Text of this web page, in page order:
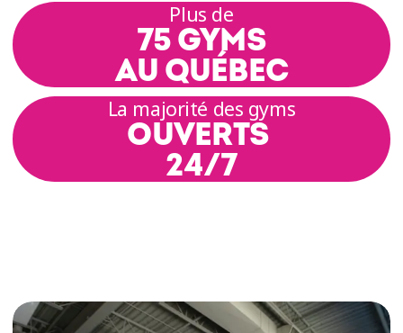
Plus de
75 GYMS
AU QUÉBEC
La majorité des gyms
OUVERTS
24/7